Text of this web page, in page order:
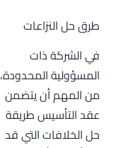
طرق حل النزاعات
في الشركة ذات
المسؤولية المحدودة،
من المهم أن يتضمن
عقد التأسيس طريقة
حل الخلافات التي قد